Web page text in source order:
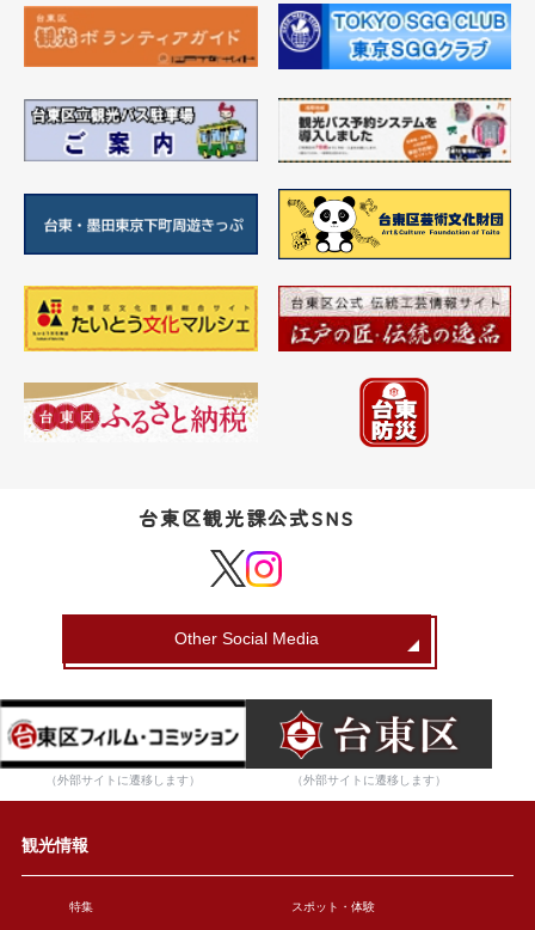
台東区観光課公式SNS
Other Social Media
（外部サイトに遷移します） （外部サイトに遷移します）
観光情報
特集 スポット・体験